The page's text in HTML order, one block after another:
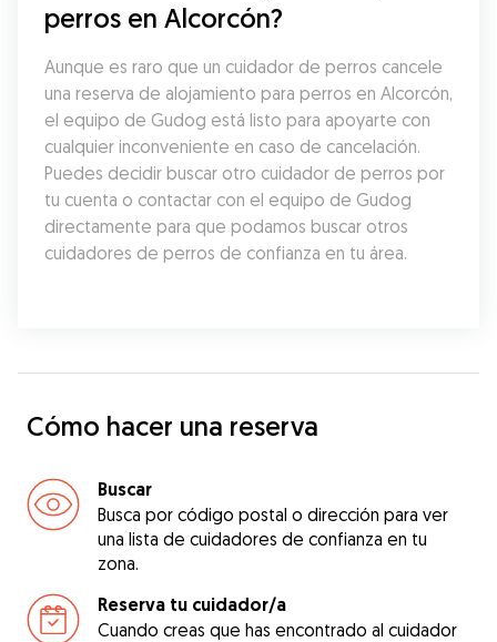
perros en Alcorcón?
Aunque es raro que un cuidador de perros cancele
una reserva de alojamiento para perros en Alcorcón,
el equipo de Gudog está listo para apoyarte con
cualquier inconveniente en caso de cancelación.
Puedes decidir buscar otro cuidador de perros por
tu cuenta o contactar con el equipo de Gudog
directamente para que podamos buscar otros
cuidadores de perros de confianza en tu área.
Cómo hacer una reserva
Buscar
Busca por código postal o dirección para ver
una lista de cuidadores de confianza en tu
zona.
Reserva tu cuidador/a
Cuando creas que has encontrado al cuidador